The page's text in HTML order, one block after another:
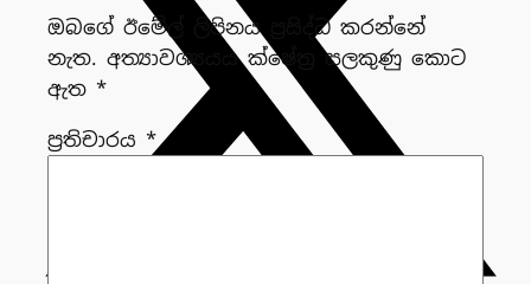
ඔබගේ ඊමේල් ලිපිනය ප්‍රසිද්ධ කරන්නේ
නැත. අත්‍යාවශ්‍යයය ක්ෂේත්‍ර සලකුණු කොට
ඇත *
ප්‍රතිචාරය *